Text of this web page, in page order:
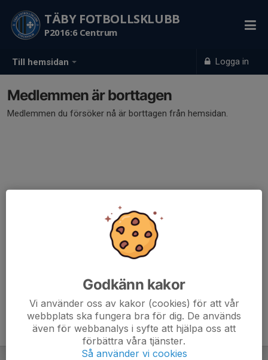
Till hemsidan Logga in
TÄBY FOTBOLLSKLUBB
P2016:6 Centrum
Medlemmen är borttagen
Medlemmen du försöker nå är borttagen från hemsidan.
Godkänn kakor
Vi använder oss av kakor (cookies) för att vår
webbplats ska fungera bra för dig. De används
även för webbanalys i syfte att hjälpa oss att
förbättra våra tjänster.
Så använder vi cookies